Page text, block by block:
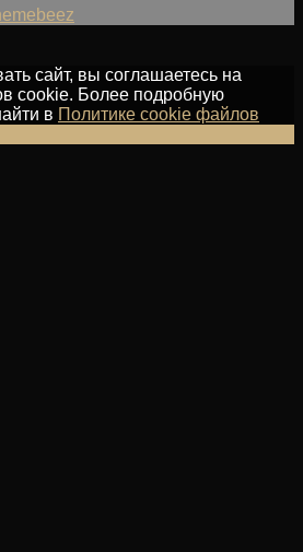
сайт, вы соглашаетесь на
cookie. Более подробную
в Политике cookie файлов